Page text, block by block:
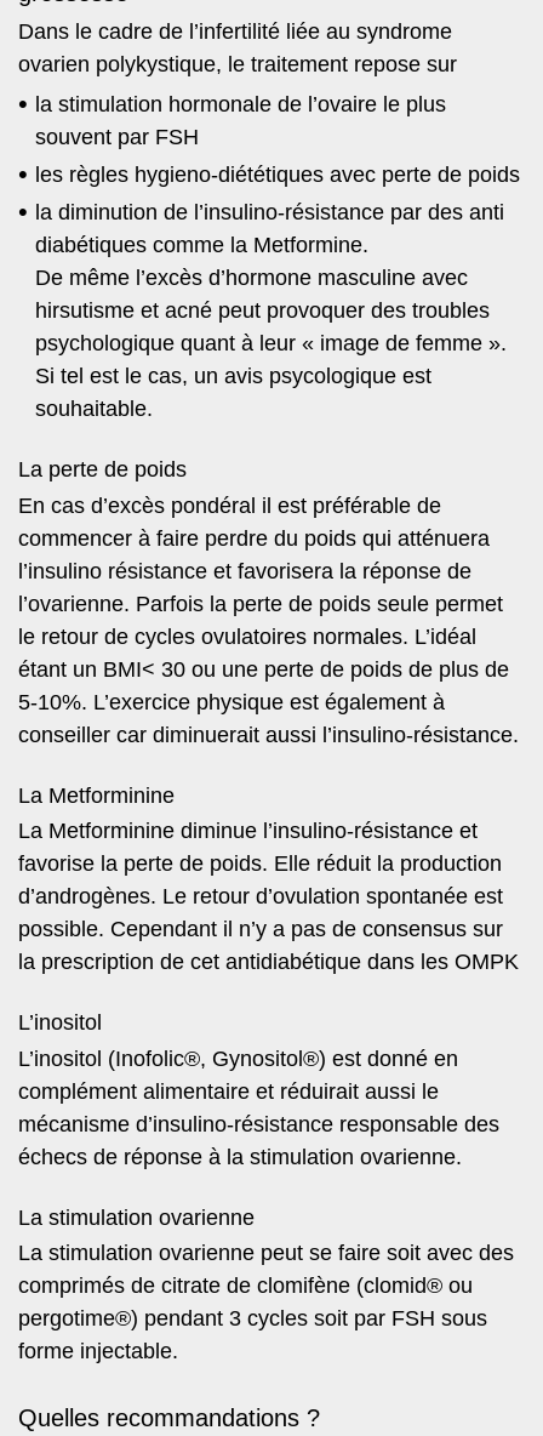
Dans le cadre de l’infertilité liée au syndrome
ovarien polykystique, le traitement repose sur
la stimulation hormonale de l’ovaire le plus
souvent par FSH
les règles hygieno-diététiques avec perte de poids
la diminution de l’insulino-résistance par des anti
diabétiques comme la Metformine.
De même l’excès d’hormone masculine avec
hirsutisme et acné peut provoquer des troubles
psychologique quant à leur « image de femme ».
Si tel est le cas, un avis psycologique est
souhaitable.
La perte de poids
En cas d’excès pondéral il est préférable de
commencer à faire perdre du poids qui atténuera
l’insulino résistance et favorisera la réponse de
l’ovarienne. Parfois la perte de poids seule permet
le retour de cycles ovulatoires normales. L’idéal
étant un BMI< 30 ou une perte de poids de plus de
5-10%. L’exercice physique est également à
conseiller car diminuerait aussi l’insulino-résistance.
La Metforminine
La Metforminine diminue l’insulino-résistance et
favorise la perte de poids. Elle réduit la production
d’androgènes. Le retour d’ovulation spontanée est
possible. Cependant il n’y a pas de consensus sur
la prescription de cet antidiabétique dans les OMPK
L’inositol
L’inositol (Inofolic®, Gynositol®) est donné en
complément alimentaire et réduirait aussi le
mécanisme d’insulino-résistance responsable des
échecs de réponse à la stimulation ovarienne.
La stimulation ovarienne
La stimulation ovarienne peut se faire soit avec des
comprimés de citrate de clomifène (clomid® ou
pergotime®) pendant 3 cycles soit par FSH sous
forme injectable.
Quelles recommandations ?